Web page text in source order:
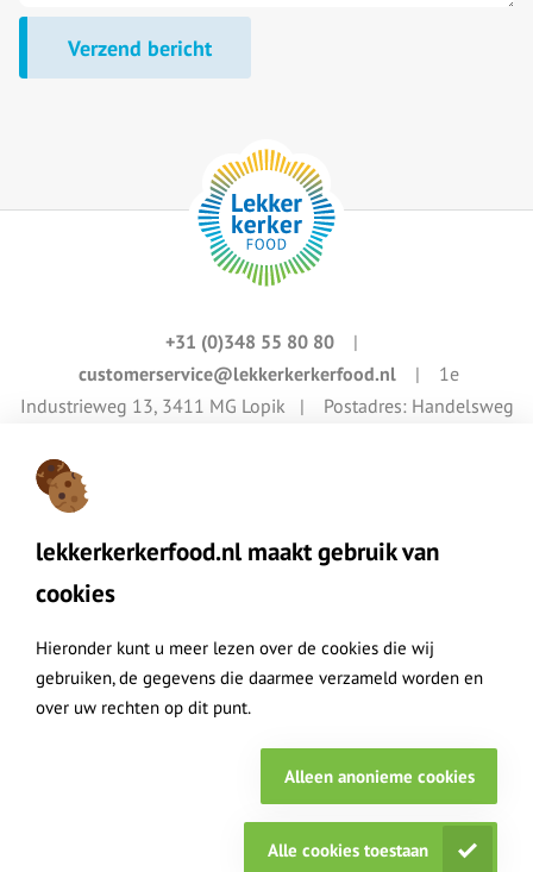
lekkerkerkerfood.nl maakt gebruik van
cookies
Hieronder kunt u meer lezen over de cookies die wij
gebruiken, de gegevens die daarmee verzameld worden en
over uw rechten op dit punt.
Alleen anonieme cookies
Alle cookies toestaan
Verzend bericht
+31 (0)348 55 80 80
|
customerservice@lekkerkerkerfood.nl
| 1e
Industrieweg 13, 3411 MG Lopik | Postadres: Handelsweg
Lekkerkerker Food maakt onderdeel uit van de Lekkerkerker Group
Cookies Privacy Disclaimer Sitemap